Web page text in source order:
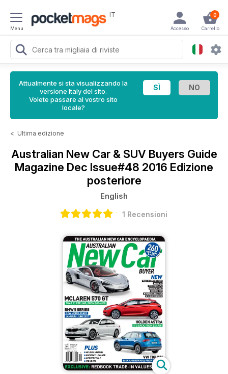
Menu
IT 0
Carrello
Accesso
Attualmente si sta visualizzando la
versione Italy del sito.
Volete passare al vostro sito
locale?
< Ultima edizione
Australian New Car & SUV Buyers Guide
Magazine Dec Issue#48 2016 Edizione
posteriore
English
1 Recensioni